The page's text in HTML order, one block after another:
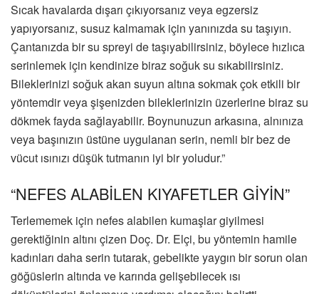
Sıcak havalarda dışarı çıkıyorsanız veya egzersiz
yapıyorsanız, susuz kalmamak için yanınızda su taşıyın.
Çantanızda bir su spreyi de taşıyabilirsiniz, böylece hızlıca
serinlemek için kendinize biraz soğuk su sıkabilirsiniz.
Bileklerinizi soğuk akan suyun altına sokmak çok etkili bir
yöntemdir veya şişenizden bileklerinizin üzerlerine biraz su
dökmek fayda sağlayabilir. Boynunuzun arkasına, alnınıza
veya başınızın üstüne uygulanan serin, nemli bir bez de
vücut ısınızı düşük tutmanın iyi bir yoludur.”
“NEFES ALABİLEN KIYAFETLER GİYİN”
Terlememek için nefes alabilen kumaşlar giyilmesi
gerektiğinin altını çizen Doç. Dr. Elçi, bu yöntemin hamile
kadınları daha serin tutarak, gebelikte yaygın bir sorun olan
göğüslerin altında ve karında gelişebilecek ısı